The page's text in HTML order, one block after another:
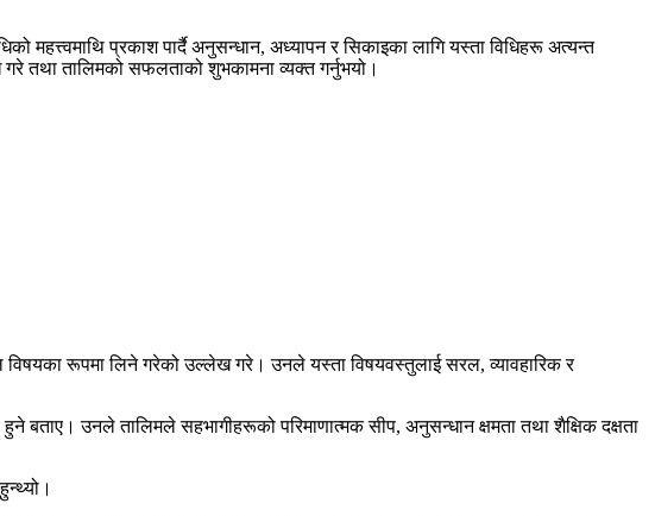
महत्त्वमाथि प्रकाश पार्दै अनुसन्धान, अध्यापन र सिकाइका लागि यस्ता विधिहरू अत्यन्त
तथा तालिमको सफलताको शुभकामना व्यक्त गर्नुभयो।
विषयका रूपमा लिने गरेको उल्लेख गरे। उनले यस्ता विषयवस्तुलाई सरल, व्यावहारिक र
हुने बताए। उनले तालिमले सहभागीहरूको परिमाणात्मक सीप, अनुसन्धान क्षमता तथा शैक्षिक दक्षता